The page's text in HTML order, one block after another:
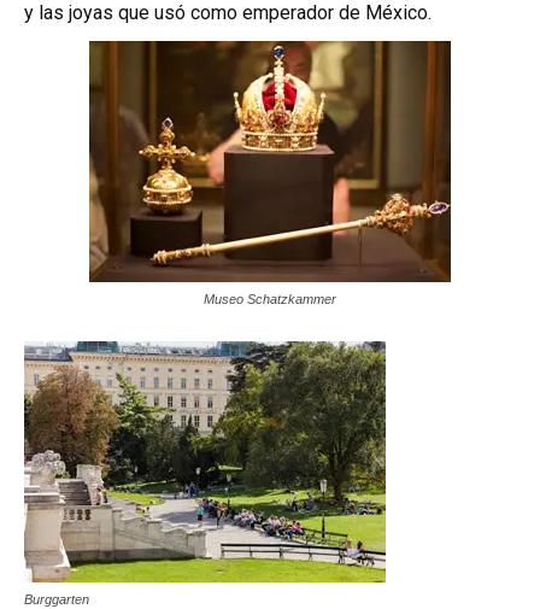
y las joyas que usó como emperador de México.
Museo Schatzkammer
Burggarten